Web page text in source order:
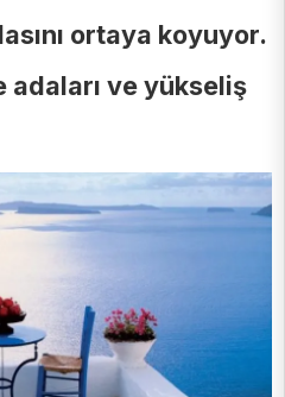
ortaya koyuyor.
adaları ve yükseliş